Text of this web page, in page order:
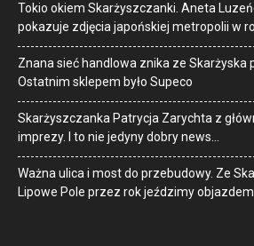
Tokio okiem Skarżyszczanki. Aneta
pokazuje zdjęcia japońskiej metropolii w
Znana sieć handlowa znika ze Skarżyska
Ostatnim sklepem było Supeco
Skarżyszczanka Patrycja Zarychta z
imprezy. I to nie jedyny dobry news…
Ważna ulica i most do przebudowy. Ze
Lipowe Pole przez rok jeździmy objazdem